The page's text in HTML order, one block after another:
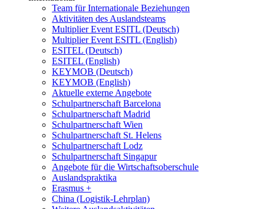
Team für Internationale Beziehungen
Aktivitäten des Auslandsteams
Multiplier Event ESITL (Deutsch)
Multiplier Event ESITL (English)
ESITEL (Deutsch)
ESITEL (English)
KEYMOB (Deutsch)
KEYMOB (English)
Aktuelle externe Angebote
Schulpartnerschaft Barcelona
Schulpartnerschaft Madrid
Schulpartnerschaft Wien
Schulpartnerschaft St. Helens
Schulpartnerschaft Lodz
Schulpartnerschaft Singapur
Angebote für die Wirtschaftsoberschule
Auslandspraktika
Erasmus +
China (Logistik-Lehrplan)